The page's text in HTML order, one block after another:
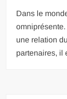
Dans le
une relation
partenaires, il